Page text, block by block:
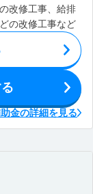
改修工事、給排
の改修工事など
金の詳細を見る